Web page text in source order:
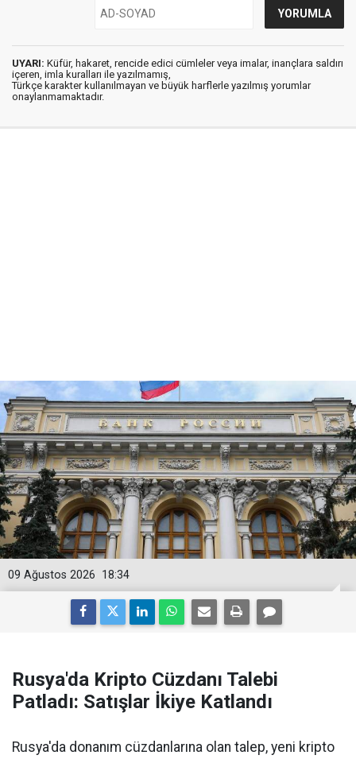
UYARI: Küfür, hakaret, rencide edici cümleler veya imalar, inançlara saldırı
içeren, imla kuralları ile yazılmamış,
Türkçe karakter kullanılmayan ve büyük harflerle yazılmış yorumlar
onaylanmamaktadır.
18:34
09 Ağustos 2026
Rusya'da Kripto Cüzdanı Talebi
Patladı: Satışlar İkiye Katlandı
Rusya'da donanım cüzdanlarına olan talep, yeni kripto